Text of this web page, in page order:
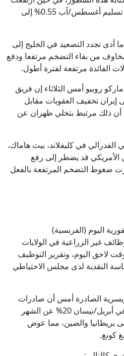
العقود الآجلة الأمريكية للذهب تسليم أغسطس/آب 0.55% إلى
أدى تجدد التصعيد في الخليج إلى
من بقاء التضخم مرتفعا ودفع
الفائدة مرتفعة لفترة أطول.
روبيو أمس الثلاثاء إن فريق
تخفيف العقوبات مقابل
أن ذلك مرتبط بتخلي طهران عن
في كليفلاند، بيث هاماك،
الأمريكي قد يضطر إلى رفع
ضغوط التضخم المرتفعة بالفعل
اليوم (الفرنسية)
غير الزراعية في الولايات
لاحق اليوم، وتقرير التوظيف
النقدية لدى مجلس الاحتياطي
الصادرة أمس أن صادرات
الذهب من سويسرا انخفضت في أبريل/نيسان 20% عن الشهر
بريطانيا والصين، مما عوض
كونغ.